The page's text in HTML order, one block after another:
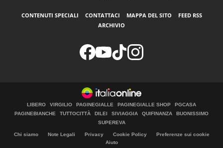
CONTENUTI SPECIALI CONTATTACI MAPPA DEL SITO
FEED RSS
ARCHIVIO
LIBERO VIRGILIO PAGINEGIALLE PAGINEGIALLE SHOP
PGCASA
PAGINEBIANCHE
TUTTOCITTÀ DILEI SIVIAGGIA QUIFINANZA
BUONISSIMO
SUPEREVA
Chi siamo Note Legali Privacy Cookie Policy
Preferenze sui cookie
Aiuto